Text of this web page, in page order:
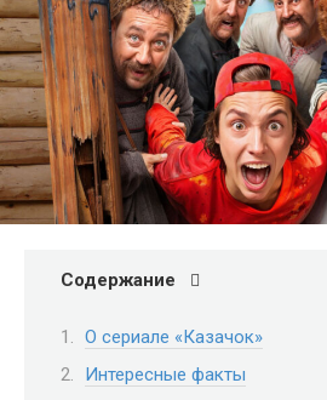
Содержание
О сериале «Казачок»
Интересные факты